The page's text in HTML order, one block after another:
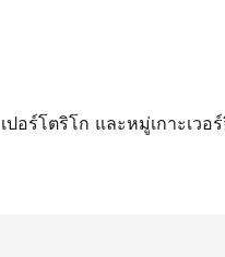
อร์โตริโก และหมู่เกาะเว